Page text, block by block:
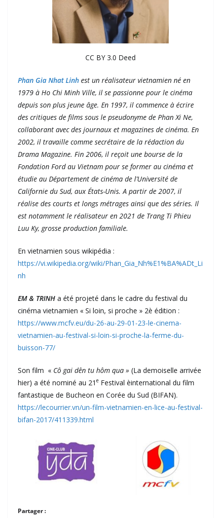
CC BY 3.0 Deed
Phan Gia Nhat Linh est un réalisateur vietnamien né en
1979 à Ho Chi Minh Ville, il se passionne pour le cinéma
depuis son plus jeune âge. En 1997, il commence à écrire
des critiques de films sous le pseudonyme de Phan Xi Ne,
collaborant avec des journaux et magazines de cinéma. En
2002, il travaille comme secrétaire de la rédaction du
Drama Magazine. Fin 2006, il reçoit une bourse de la
Fondation Ford au Vietnam pour se former au cinéma et
étudie au Département de cinéma de l’Université de
Californie du Sud, aux États-Unis. A partir de 2007, il
réalise des courts et longs métrages ainsi que des séries. Il
est notamment le réalisateur en 2021 de Trang Ti Phieu
Luu Ky, grosse production familiale.
En vietnamien sous wikipédia :
https://vi.wikipedia.org/wiki/Phan_Gia_Nh%E1%BA%ADt_Li
nh
EM & TRINH a été projeté dans le cadre du festival du
cinéma vietnamien « Si loin, si proche » 2è édition :
https://www.mcfv.eu/du-26-au-29-01-23-le-cinema-
vietnamien-au-festival-si-loin-si-proche-la-ferme-du-
buisson-77/
Son film « Cô gai dên tu hôm qua » (La demoiselle arrivée
hier) a été nominé au 21 e Festival èinternational du film
fantastique de Bucheon en Corée du Sud (BIFAN).
https://lecourrier.vn/un-film-vietnamien-en-lice-au-festival-
bifan-2017/411339.html
Partager :